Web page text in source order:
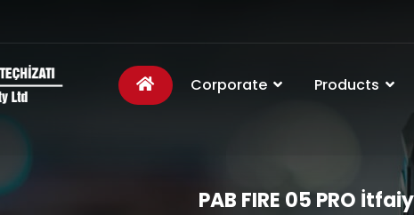
Corporate Products
PAB FIRE 05 PRO